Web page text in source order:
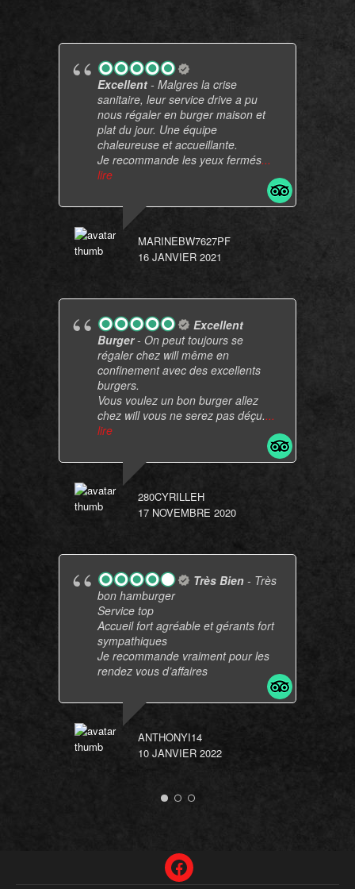
Excellent - Malgres la crise
sanitaire, leur service drive a pu
nous régaler en burger maison et
plat du jour. Une équipe
chaleureuse et accueillante.
Je recommande les yeux fermés...
lire
MARINEBW7627PF
16 JANVIER 2021
Excellent
Burger- On peut toujours se
régaler chez will même en
confinement avec des excellents
burgers.
Vous voulez un bon burger allez
chez will vous ne serez pas déçu....
lire
280CYRILLEH
17 NOVEMBRE 2020
Très Bien - Très
bon hamburger
Service top
Accueil fort agréable et gérants fort
sympathiques
Je recommande vraiment pour les
rendez vous d’affaires
ANTHONYI14
10 JANVIER 2022
Facebook